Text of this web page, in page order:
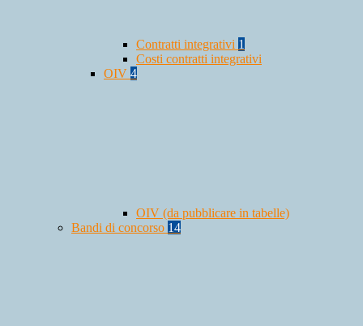
Contratti integrativi 1
Costi contratti integrativi
OIV 4
OIV (da pubblicare in tabelle)
Bandi di concorso 14